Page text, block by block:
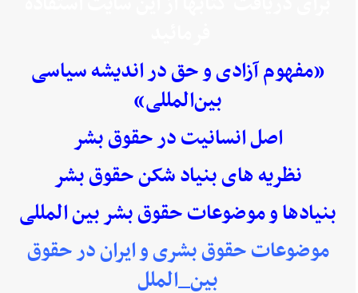
«مفهوم آزادی و حق در اندیشه سیاسی
بین‌المللی»
اصل انسانیت در حقوق بشر
نظریه های بنیاد شکن حقوق بشر
بنیادها و موضوعات حقوق بشر بین المللی
موضوعات حقوق بشری و ایران در حقوق
بین_الملل